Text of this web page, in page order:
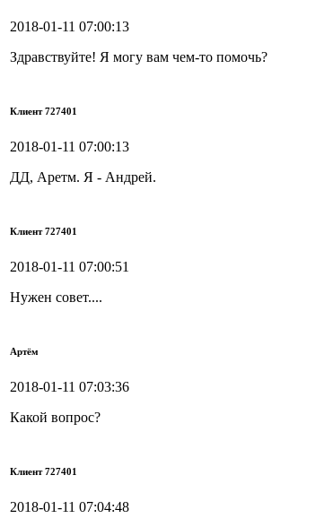
2018-01-11 07:00:13
Здравствуйте! Я могу вам чем-то помочь?
Клиент 727401
2018-01-11 07:00:13
ДД, Аретм. Я - Андрей.
Клиент 727401
2018-01-11 07:00:51
Нужен совет....
Артём
2018-01-11 07:03:36
Какой вопрос?
Клиент 727401
2018-01-11 07:04:48